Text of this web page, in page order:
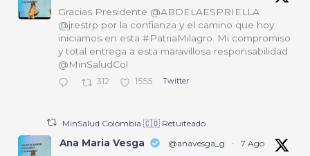
Gracias Presidente @ABDELAESPRIELLA
@jrestrp por la confianza y el camino que hoy
iniciamos en esta #PatriaMilagro. Mi compromiso
y total entrega a esta maravillosa responsabilidad
@MinSaludCol
312 1555 Twitter
MinSalud Colombia 🇨🇴 Retuiteado
Ana Maria Vesga @anavesga_g · 7 Ago